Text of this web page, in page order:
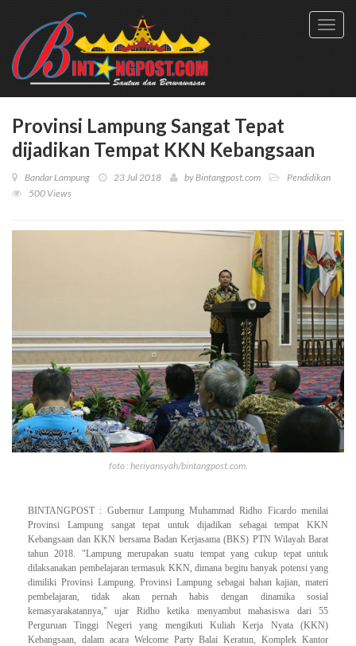
Provinsi Lampung Sangat Tepat
dijadikan Tempat KKN Kebangsaan
Bandar Lampung 23 Jul 2018 by Bintangpost.com
Pendidikan
500 Views
foto : heriyansyah/bintangpost.com.
BINTANGPOST : Gubernur Lampung Muhammad Ridho Ficardo menilai
Provinsi Lampung sangat tepat untuk dijadikan sebagai tempat KKN
Kebangsaan dan KKN bersama Badan Kerjasama (BKS) PTN Wilayah Barat
tahun 2018. "Lampung merupakan suatu tempat yang cukup tepat untuk
dilaksanakan pembelajaran termasuk KKN, dimana begitu banyak potensi yang
dimiliki Provinsi Lampung. Provinsi Lampung sebagai bahan kajian, materi
pembelajaran, tidak akan pernah habis dengan dinamika sosial
kemasyarakatannya," ujar Ridho ketika menyambut mahasiswa dari 55
Perguruan Tinggi Negeri yang mengikuti Kuliah Kerja Nyata (KKN)
Kebangsaan, dalam acara Welcome Party Balai Keratun, Komplek Kantor